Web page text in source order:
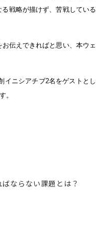
戦略が描けず、苦戦している
伝えできればと思い、本ウェ
イニシアチブ2名をゲストとし
。
ならない課題とは？